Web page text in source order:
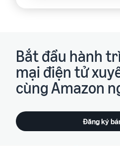
Bắt đầu hành
mại điện tử
cùng Amazon
Đăng ký